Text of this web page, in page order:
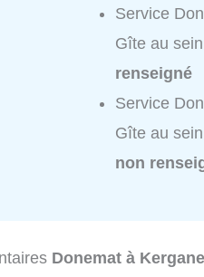
Service
Gîte au
renseigné
Service
Gîte au
non
Donemat à